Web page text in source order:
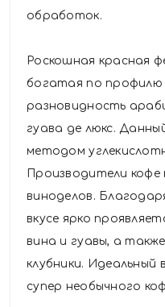
обработок.
Роскошная красная
богатая по профилю
разновидность
гуава де люкс.
методом
Производители
виноделов.
вкусе ярко
вина и гуавы, а
клубники.
супер необычного